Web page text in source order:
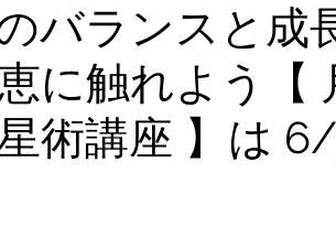
バランスと成
に触れよう【
術講座 】は